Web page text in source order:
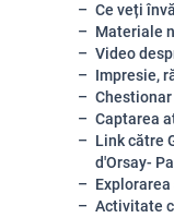
Ce veți
Materiale
Video
Impresie,
Chestionar
Captarea
Link către
d'Orsay-
Activitate